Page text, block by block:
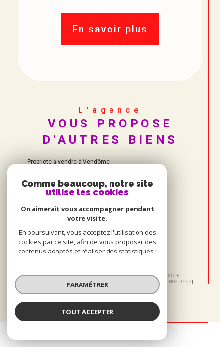
En savoir plus
L'agence
VOUS PROPOSE
D'AUTRES BIENS
Propriete à vendre à Vendôme
© 2026 | TOUS DROITS RÉSERVÉS | TRADUCTION POWERED BY GOOGLE |
PLAN DU SITE MENTIONS LÉGALES ADMIN
NOS LIENS
POLITIQUE RGPD
Comme beaucoup, notre site
utilise les cookies
On aimerait vous accompagner pendant
votre visite.
En poursuivant, vous acceptez l'utilisation des
cookies par ce site, afin de vous proposer des
contenus adaptés et réaliser des statistiques !
PARAMÉTRER
TOUT ACCEPTER